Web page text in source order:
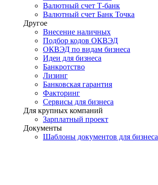
Валютный счет Т-банк
Валютный счет Банк Точка
Другое
Внесение наличных
Подбор кодов ОКВЭД
ОКВЭД по видам бизнеса
Идеи для бизнеса
Банкротство
Лизинг
Банковская гарантия
Факторинг
Сервисы для бизнеса
Для крупных компаний
Зарплатный проект
Документы
Шаблоны документов для бизнеса